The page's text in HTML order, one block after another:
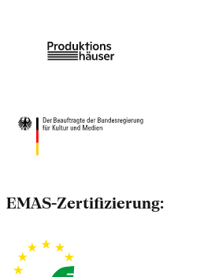
EMAS-Zertifizierung: